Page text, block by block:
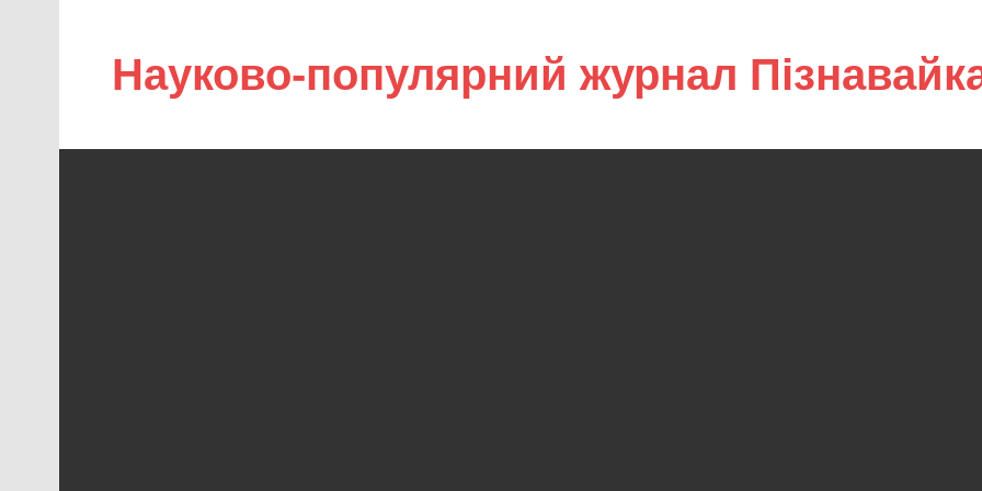
Науково-популярний журнал